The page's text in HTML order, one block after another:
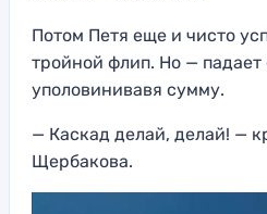
Потом Петя еще и чисто
тройной флип. Но — падает
уполовинивавя сумму.
— Каскад делай, делай! —
Щербакова.